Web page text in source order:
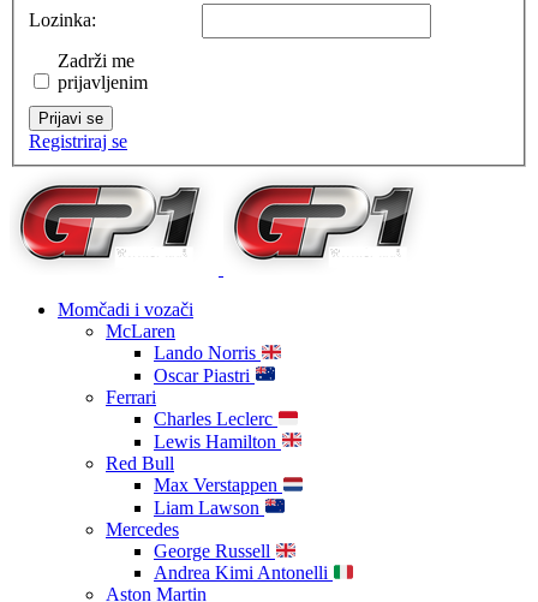
Lozinka:
Zadrži me
prijavljenim
Prijavi se
Registriraj se
Momčadi i vozači
McLaren
Lando Norris
Oscar Piastri
Ferrari
Charles Leclerc
Lewis Hamilton
Red Bull
Max Verstappen
Liam Lawson
Mercedes
George Russell
Andrea Kimi Antonelli
Aston Martin